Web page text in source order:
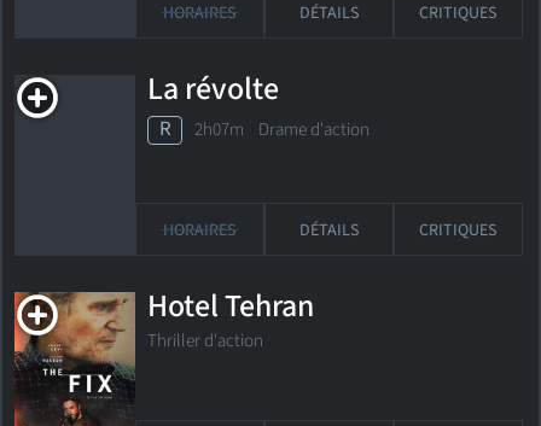
HORAIRES DÉTAILS CRITIQUES
La révolte
R 2h07m Drame d'action
HORAIRES DÉTAILS CRITIQUES
Hotel Tehran
Thriller d'action